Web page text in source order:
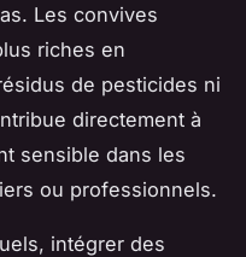
Les convives
riches en
de pesticides ni
directement à
sensible dans les
ou professionnels.
intégrer des